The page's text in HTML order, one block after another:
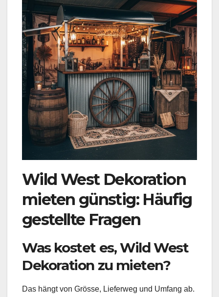
Wild West Dekoration
mieten günstig: Häufig
gestellte Fragen
Was kostet es, Wild West
Dekoration zu mieten?
Das hängt von Grösse, Lieferweg und Umfang ab.